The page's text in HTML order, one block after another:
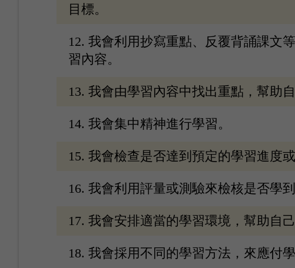
目標。
12. 我會利用抄寫重點、反覆背誦課文
習內容。
13. 我會由學習內容中找出重點，幫助自
14. 我會集中精神進行學習。
15. 我會檢查是否達到預定的學習進度或
16. 我會利用評量或測驗來檢核是否學
17. 我會安排適當的學習環境，幫助自己
18. 我會採用不同的學習方法，來應付